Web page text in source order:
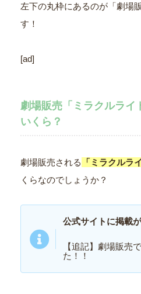
左下の丸枠にあるのが「劇場
す！
[ad]
劇場販売「ミラクルラ
いくら？
劇場販売される 「ミラクルラ
くらなのでしょうか？
公式サイトに掲載
【追記】劇場販売
た！！